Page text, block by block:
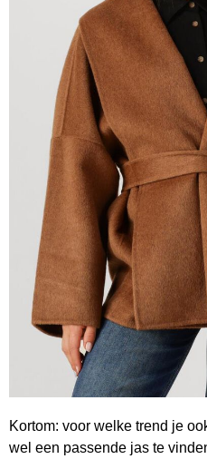
Kortom: voor welke trend je
wel een passende jas te